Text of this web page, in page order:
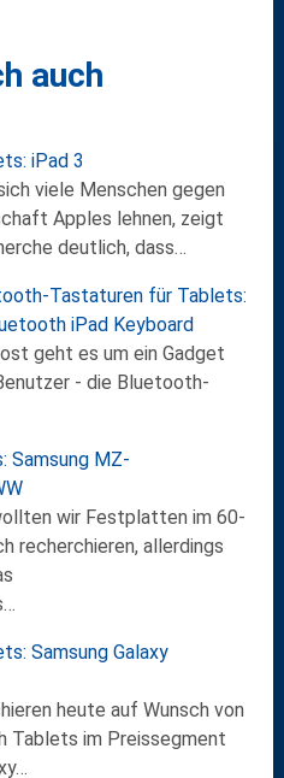
auch
iPad 3
viele Menschen gegen
Apples lehnen, zeigt
deutlich, dass…
Tastaturen für Tablets:
iPad Keyboard
geht es um ein Gadget
- die Bluetooth-
Samsung MZ-
wir Festplatten im 60-
recherchieren, allerdings
Samsung Galaxy
heute auf Wunsch von
Tablets im Preissegment